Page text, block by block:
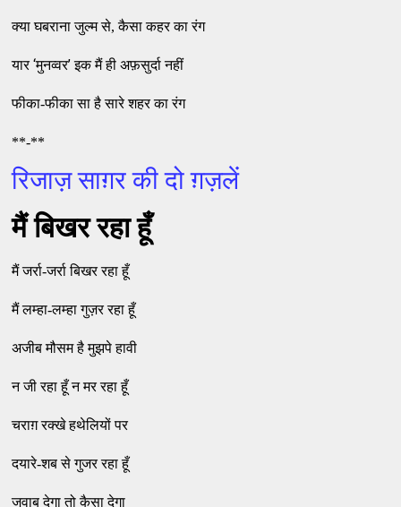
क्या घबराना जुल्म से, कैसा कहर का रंग
यार‘मुनव्वर’इक मैं ही अफ़सुर्दा नहीं
फीका-फीका सा है सारे शहर का रंग
**-**
रिजाज़ साग़र की दो ग़ज़लें
मैं बिखर रहा हूँ
मैं जर्रा-जर्रा बिखर रहा हूँ
मैं लम्हा-लम्हा गुज़र रहा हूँ
अजीब मौसम है मुझपे हावी
न जी रहा हूँ न मर रहा हूँ
चराग़ रक्खे हथेलियों पर
दयारे-शब से गुजर रहा हूँ
जवाब देगा तो कैसा देगा